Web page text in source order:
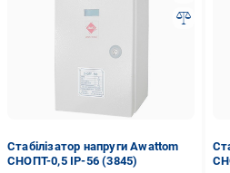
Стабілізатор напруги Awattom
СНОПТ-0,5 IP-56 (3845)